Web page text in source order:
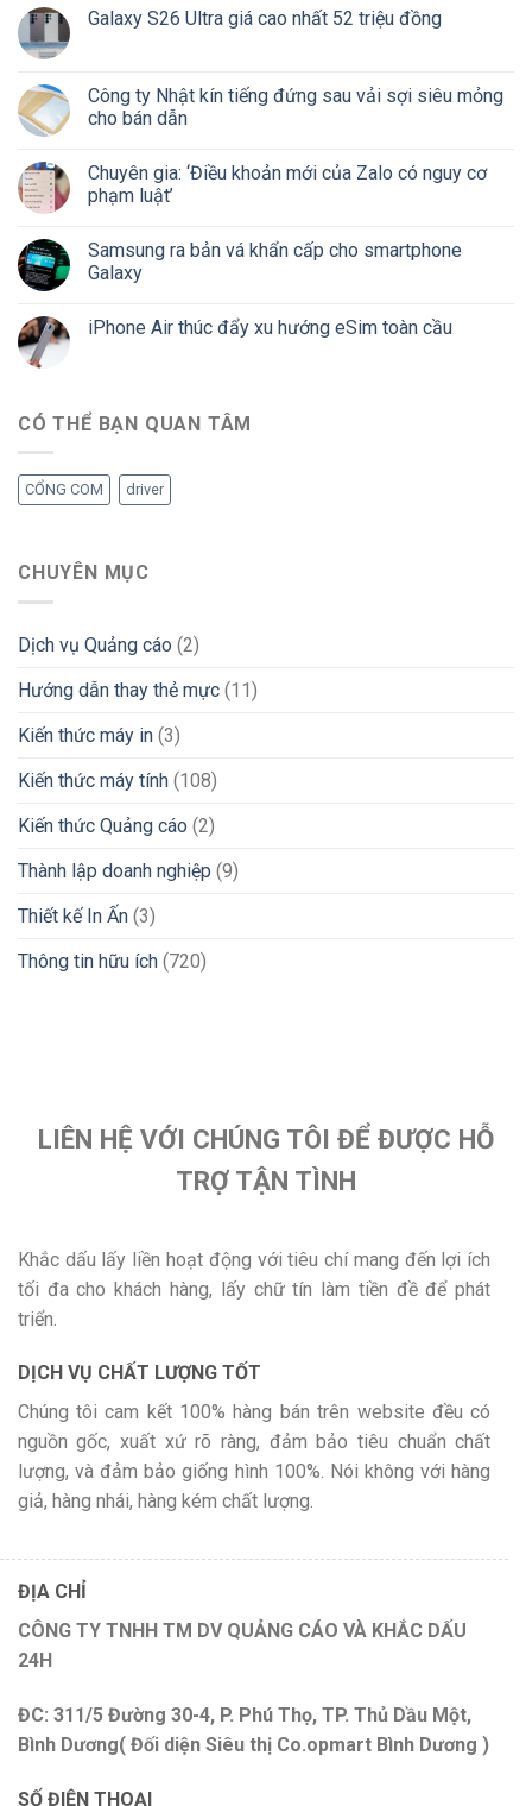
Galaxy S26 Ultra giá cao nhất 52 triệu đồng
Công ty Nhật kín tiếng đứng sau vải sợi siêu mỏng
cho bán dẫn
Chuyên gia: ‘Điều khoản mới của Zalo có nguy cơ
phạm luật’
Samsung ra bản vá khẩn cấp cho smartphone
Galaxy
iPhone Air thúc đẩy xu hướng eSim toàn cầu
CÓ THỂ BẠN QUAN TÂM
CỔNG COM driver
CHUYÊN MỤC
Dịch vụ Quảng cáo (2)
Hướng dẫn thay thẻ mực (11)
Kiến thức máy in (3)
Kiến thức máy tính (108)
Kiến thức Quảng cáo (2)
Thành lập doanh nghiệp (9)
Thiết kế In Ấn (3)
Thông tin hữu ích (720)
LIÊN HỆ VỚI CHÚNG TÔI ĐỂ ĐƯỢC HỖ
TRỢ TẬN TÌNH
Khắc dấu lấy liền hoạt động với tiêu chí mang đến lợi ích
tối đa cho khách hàng, lấy chữ tín làm tiền đề để phát
triển.
DỊCH VỤ CHẤT LƯỢNG TỐT
Chúng tôi cam kết 100% hàng bán trên website đều có
nguồn gốc, xuất xứ rõ ràng, đảm bảo tiêu chuẩn chất
lượng, và đảm bảo giống hình 100%. Nói không với hàng
giả, hàng nhái, hàng kém chất lượng.
ĐỊA CHỈ
CÔNG TY TNHH TM DV QUẢNG CÁO VÀ KHẮC DẤU
24H
ĐC: 311/5 Đường 30-4, P. Phú Thọ, TP. Thủ Dầu Một,
Bình Dương( Đối diện Siêu thị Co.opmart Bình Dương )
SỐ ĐIỆN THOẠI